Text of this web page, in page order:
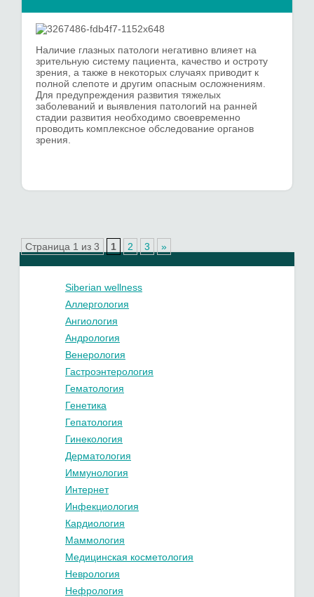
Наличие глазных патологи негативно влияет на
зрительную систему пациента, качество и остроту
зрения, а также в некоторых случаях приводит к
полной слепоте и другим опасным осложнениям.
Для предупреждения развития тяжелых
заболеваний и выявления патологий на ранней
стадии развития необходимо своевременно
проводить комплексное обследование органов
зрения.
Страница 1 из 3 1 2 3 »
Siberian wellness
Аллергология
Ангиология
Андрология
Венерология
Гастроэнтерология
Гематология
Генетика
Гепатология
Гинекология
Дерматология
Иммунология
Интернет
Инфекциология
Кардиология
Маммология
Медицинская косметология
Неврология
Нефрология